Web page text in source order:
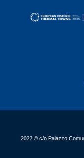
2022 © c/o Palazzo